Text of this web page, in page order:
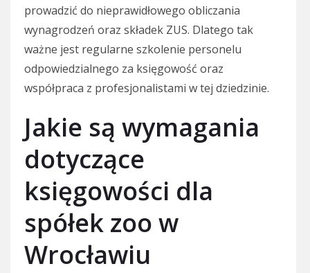
prowadzić do nieprawidłowego obliczania
wynagrodzeń oraz składek ZUS. Dlatego tak
ważne jest regularne szkolenie personelu
odpowiedzialnego za księgowość oraz
współpraca z profesjonalistami w tej dziedzinie.
Jakie są wymagania
dotyczące
księgowości dla
spółek zoo w
Wrocławiu